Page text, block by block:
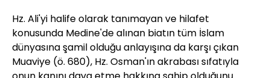
Hz. Ali'yi halife olarak tanımayan ve hilafet
konusunda Medine'de alınan biatın tüm İslam
dünyasına şamil olduğu anlayışına da karşı çıkan
Muaviye (ö. 680), Hz. Osman'ın akrabası sıfatıyla